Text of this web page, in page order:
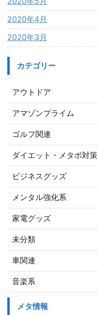
2020年4月
2020年3月
カテゴリー
アウトドア
アマゾンプライム
ゴルフ関連
ダイエット・メタボ対策
ビジネスグッズ
メンタル強化系
家電グッズ
未分類
車関連
音楽系
メタ情報